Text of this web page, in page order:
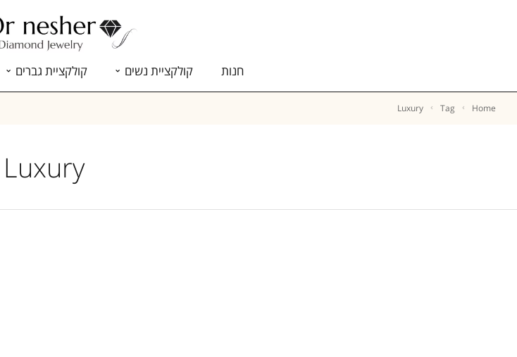
חנות קולקציית נשים קולקציית גברים
Home
Tag
Luxury
Luxury